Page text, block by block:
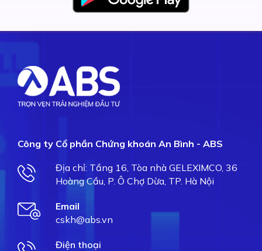
Công ty Cổ phần Chứng khoán An Bình - ABS
Địa chỉ: Tầng 16, Tòa nhà GELEXIMCO, 36
Hoàng Cầu, P. Ô Chợ Dừa, TP. Hà Nội
Email
cskh@abs.vn
Điện thoại